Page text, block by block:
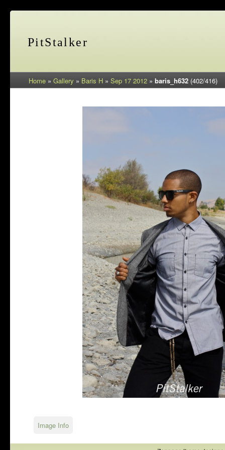
PitStalker
Home » Gallery » Baris H » Sep 17 2012 » baris_h632 (402/416)
Image Info